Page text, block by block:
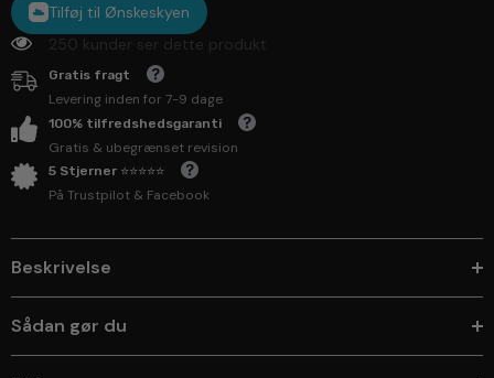
Tilføj til Ønskeskyen
250 kunder ser dette produkt
Gratis fragt
Levering inden for 7-9 dage
100% tilfredshedsgaranti
Gratis & ubegrænset revision
5 Stjerner ⭐⭐⭐⭐⭐
På Trustpilot & Facebook
Beskrivelse
Sådan gør du